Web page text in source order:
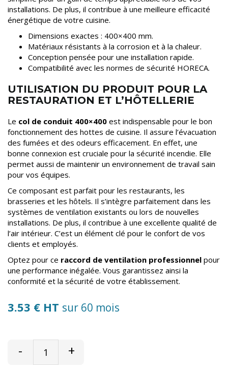
installations. De plus, il contribue à une meilleure efficacité
énergétique de votre cuisine.
Dimensions exactes : 400×400 mm.
Matériaux résistants à la corrosion et à la chaleur.
Conception pensée pour une installation rapide.
Compatibilité avec les normes de sécurité HORECA.
UTILISATION DU PRODUIT POUR LA
RESTAURATION ET L’HÔTELLERIE
Le col de conduit 400×400 est indispensable pour le bon
fonctionnement des hottes de cuisine. Il assure l’évacuation
des fumées et des odeurs efficacement. En effet, une
bonne connexion est cruciale pour la sécurité incendie. Elle
permet aussi de maintenir un environnement de travail sain
pour vos équipes.
Ce composant est parfait pour les restaurants, les
brasseries et les hôtels. Il s’intègre parfaitement dans les
systèmes de ventilation existants ou lors de nouvelles
installations. De plus, il contribue à une excellente qualité de
l’air intérieur. C’est un élément clé pour le confort de vos
clients et employés.
Optez pour ce raccord de ventilation professionnel pour
une performance inégalée. Vous garantissez ainsi la
conformité et la sécurité de votre établissement.
3.53 € HT sur 60 mois
- +